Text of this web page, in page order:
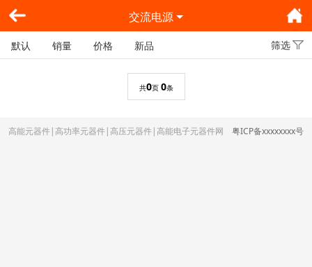
交流电源
默认 销量 价格 新品 筛选
共0页 0条
高能元器件|高功率元器件|高压元器件|高能电子元器件网 粤ICP备xxxxxxxx号